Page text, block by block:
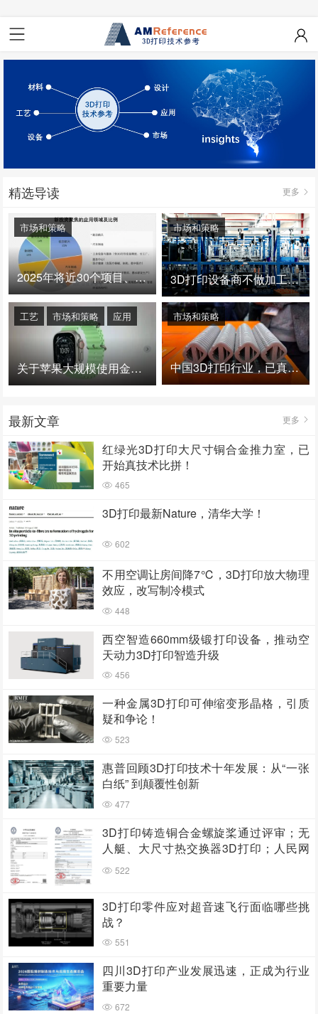
精选导读 更多
2025年将近30个项目、150亿投资：3D打印真的迎来爆发拐点了吗
市场和策略
3D打印设备商不做加工服务，就成了旁观者！
市场和策略
关于苹果大规模使用金属3D打印的思考
工艺 市场和策略 应用
中国3D打印行业，已真正进入爆发时代！
市场和策略
最新文章 更多
红绿光3D打印大尺寸铜合金推力室，已
开始真技术比拼！
465
3D打印最新Nature，清华大学！
602
不用空调让房间降7℃，3D打印放大物理
效应，改写制冷模式
448
西空智造660mm级锻打印设备，推动空
天动力3D打印智造升级
456
一种金属3D打印可伸缩变形晶格，引质
疑和争论！
523
惠普回顾3D打印技术十年发展：从“一张
白纸” 到颠覆性创新
477
3D打印铸造铜合金螺旋桨通过评审；无
人艇、大尺寸热交换器3D打印；人民网
报道两家3D打印企业
522
3D打印零件应对超音速飞行面临哪些挑
战？
551
四川3D打印产业发展迅速，正成为行业
重要力量
672